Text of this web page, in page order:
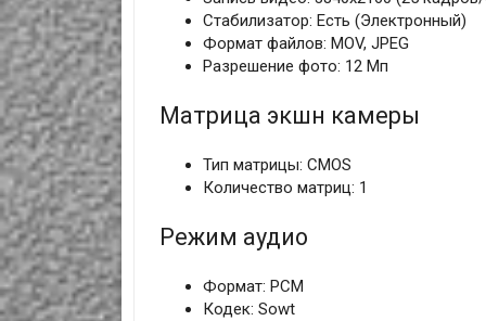
Стабилизатор: Есть (Электронный)
Формат файлов: MOV, JPEG
Разрешение фото: 12 Мп
Матрица экшн камеры
Тип матрицы: CMOS
Количество матриц: 1
Режим аудио
Формат: PCM
Кодек: Sowt